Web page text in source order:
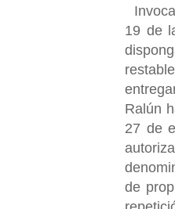
19 de
Ralún
27 de
de